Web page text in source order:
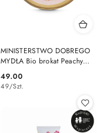
MINISTERSTWO DOBREGO
MYDŁA Bio brokat Peachy
Cena:
49.00
49/Szt.